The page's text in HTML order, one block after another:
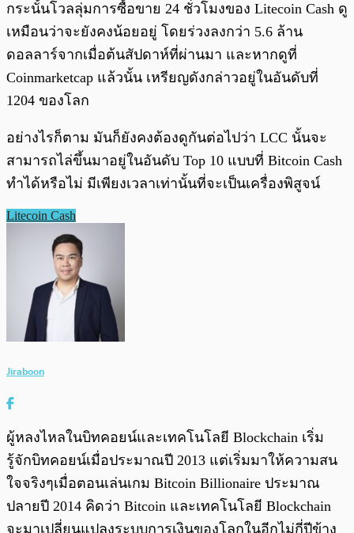
กระนั้นโวลลุ่มการซื้อขาย 24 ชั่วโมงของ Litecoin Cash ดู
เหมือนว่าจะยังคงน้อยอยู่ โดยร่วงลงกว่า 5.6 ล้าน
ดอลลาร์จากเมื่อต้นสัปดาห์ที่ผ่านมา และหากดูที่
Coinmarketcap แล้วนั้น เหรียญดังกล่าวอยู่ในอันดับที่
1204 ของโลก
อย่างไรก็ตาม มันก็ยังคงต้องดูกันต่อไปว่า LCC นั้นจะ
สามารถไล่ขึ้นมาอยู่ในอันดับ Top 10 แบบที่ Bitcoin Cash
ทำได้หรือไม่ มีเพียงเวลาเท่านั้นที่จะเป็นเครื่องพิสูจน์
Litecoin Cash
Jiraboon
ผู้หลงไหลในบิทคอยน์และเทคโนโลยี Blockchain เริ่ม
รู้จักบิทคอยน์เมื่อประมาณปี 2013 แต่เริ่มมาให้ความสน
ใจจริงๆเมื่อตอนเล่นเกม Bitcoin Billionaire ประมาณ
ปลายปี 2014 คิดว่า Bitcoin และเทคโนโลยี Blockchain
จะมาเปลี่ยนแปลงระบบการเงินของโลกในอีกไม่กี่ปีข้าง